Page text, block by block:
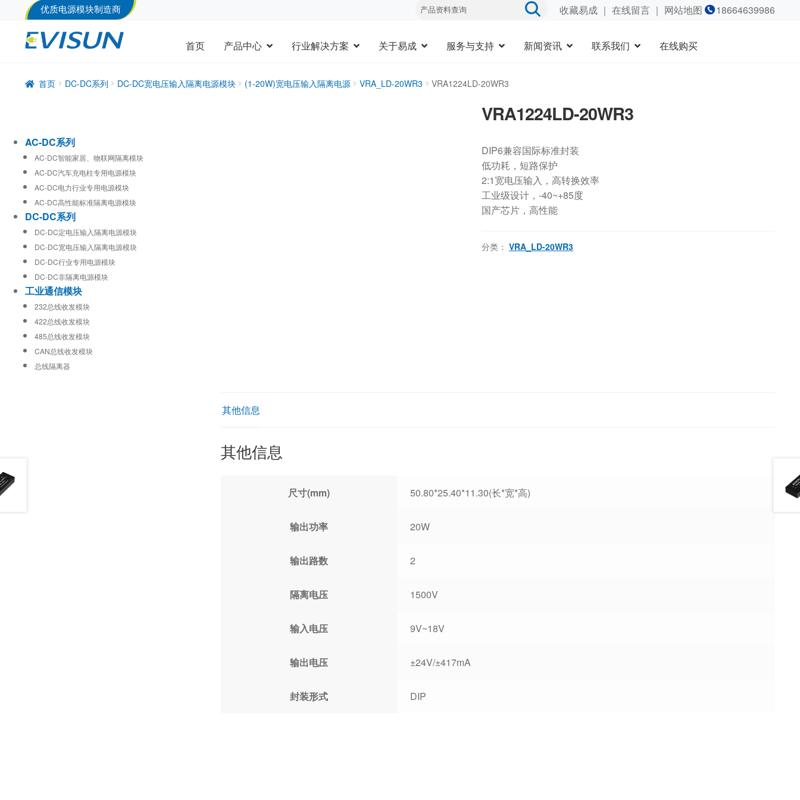
优质电源模块制造商 收藏易成｜ 在线留言｜ 网站地图 18664639986
首页 产品中心 行业解决方案 关于易成 服务与支持 新闻资讯 联系我们 在线购买
首页 DC-DC系列 DC-DC宽电压输入隔离电源模块 (1-20W)宽电压输入隔离电源 VRA_LD-20WR3 VRA1224LD-20WR3
VRA1224LD-20WR3
DIP6兼容国际标准封装
低功耗，短路保护
2:1宽电压输入，高转换效率
工业级设计，-40~+85度
国产芯片，高性能
分类： VRA_LD-20WR3
其他信息
其他信息
尺寸(mm) 50.80*25.40*11.30(长*宽*高)
输出功率 20W
输出路数 2
隔离电压 1500V
输入电压 9V~18V
输出电压 ±24V/±417mA
封装形式 DIP
AC-DC系列
AC-DC智能家居、物联网隔离模块
AC-DC汽车充电柱专用电源模块
AC-DC电力行业专用电源模块
AC-DC高性能标准隔离电源模块
DC-DC系列
DC-DC定电压输入隔离电源模块
DC-DC宽电压输入隔离电源模块
DC-DC行业专用电源模块
DC-DC非隔离电源模块
工业通信模块
232总线收发模块
422总线收发模块
485总线收发模块
CAN总线收发模块
总线隔离器